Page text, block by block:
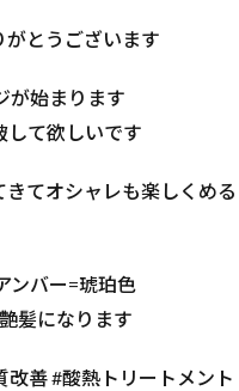
がとうございます
が始まります
して欲しいです
てオシャレも楽しくめる
ンバー=琥珀色
髪になります
善 #酸熱トリートメント